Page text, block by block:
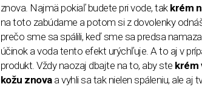
znova. Najmä pokiaľ budete pri vode, tak krém
na toto zabúdame a potom si z dovolenky
prečo sme sa spálili, keď sme sa predsa
účinok a voda tento efekt urýchľuje. A to aj v
produkt. Vždy naozaj dbajte na to, aby ste krém
kožu znova a vyhli sa tak nielen spáleniu, ale